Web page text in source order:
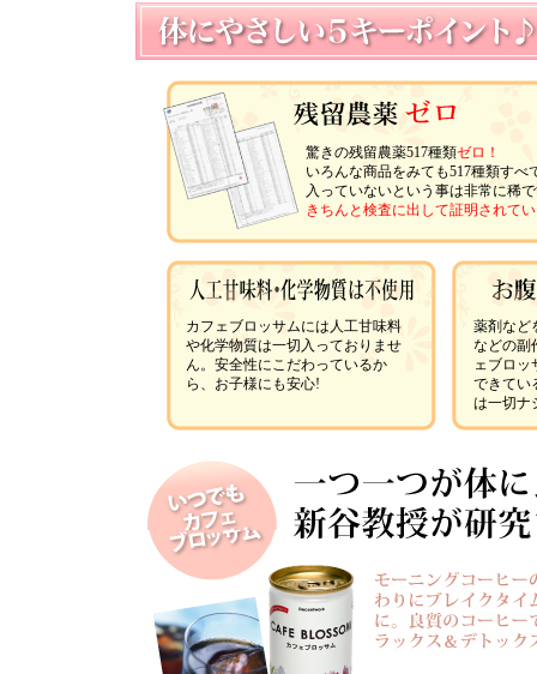
驚きの残留農薬517種類ゼロ！
いろんな商品をみても517種類すべ
入っていないという事は非常に稀
きちんと検査に出して証明されて
薬剤など
などの副
ェブロッ
できてい
は一切ナ
カフェブロッサムには人工甘味料
や化学物質は一切入っておりませ
ん。安全性にこだわっているか
ら、お子様にも安心!